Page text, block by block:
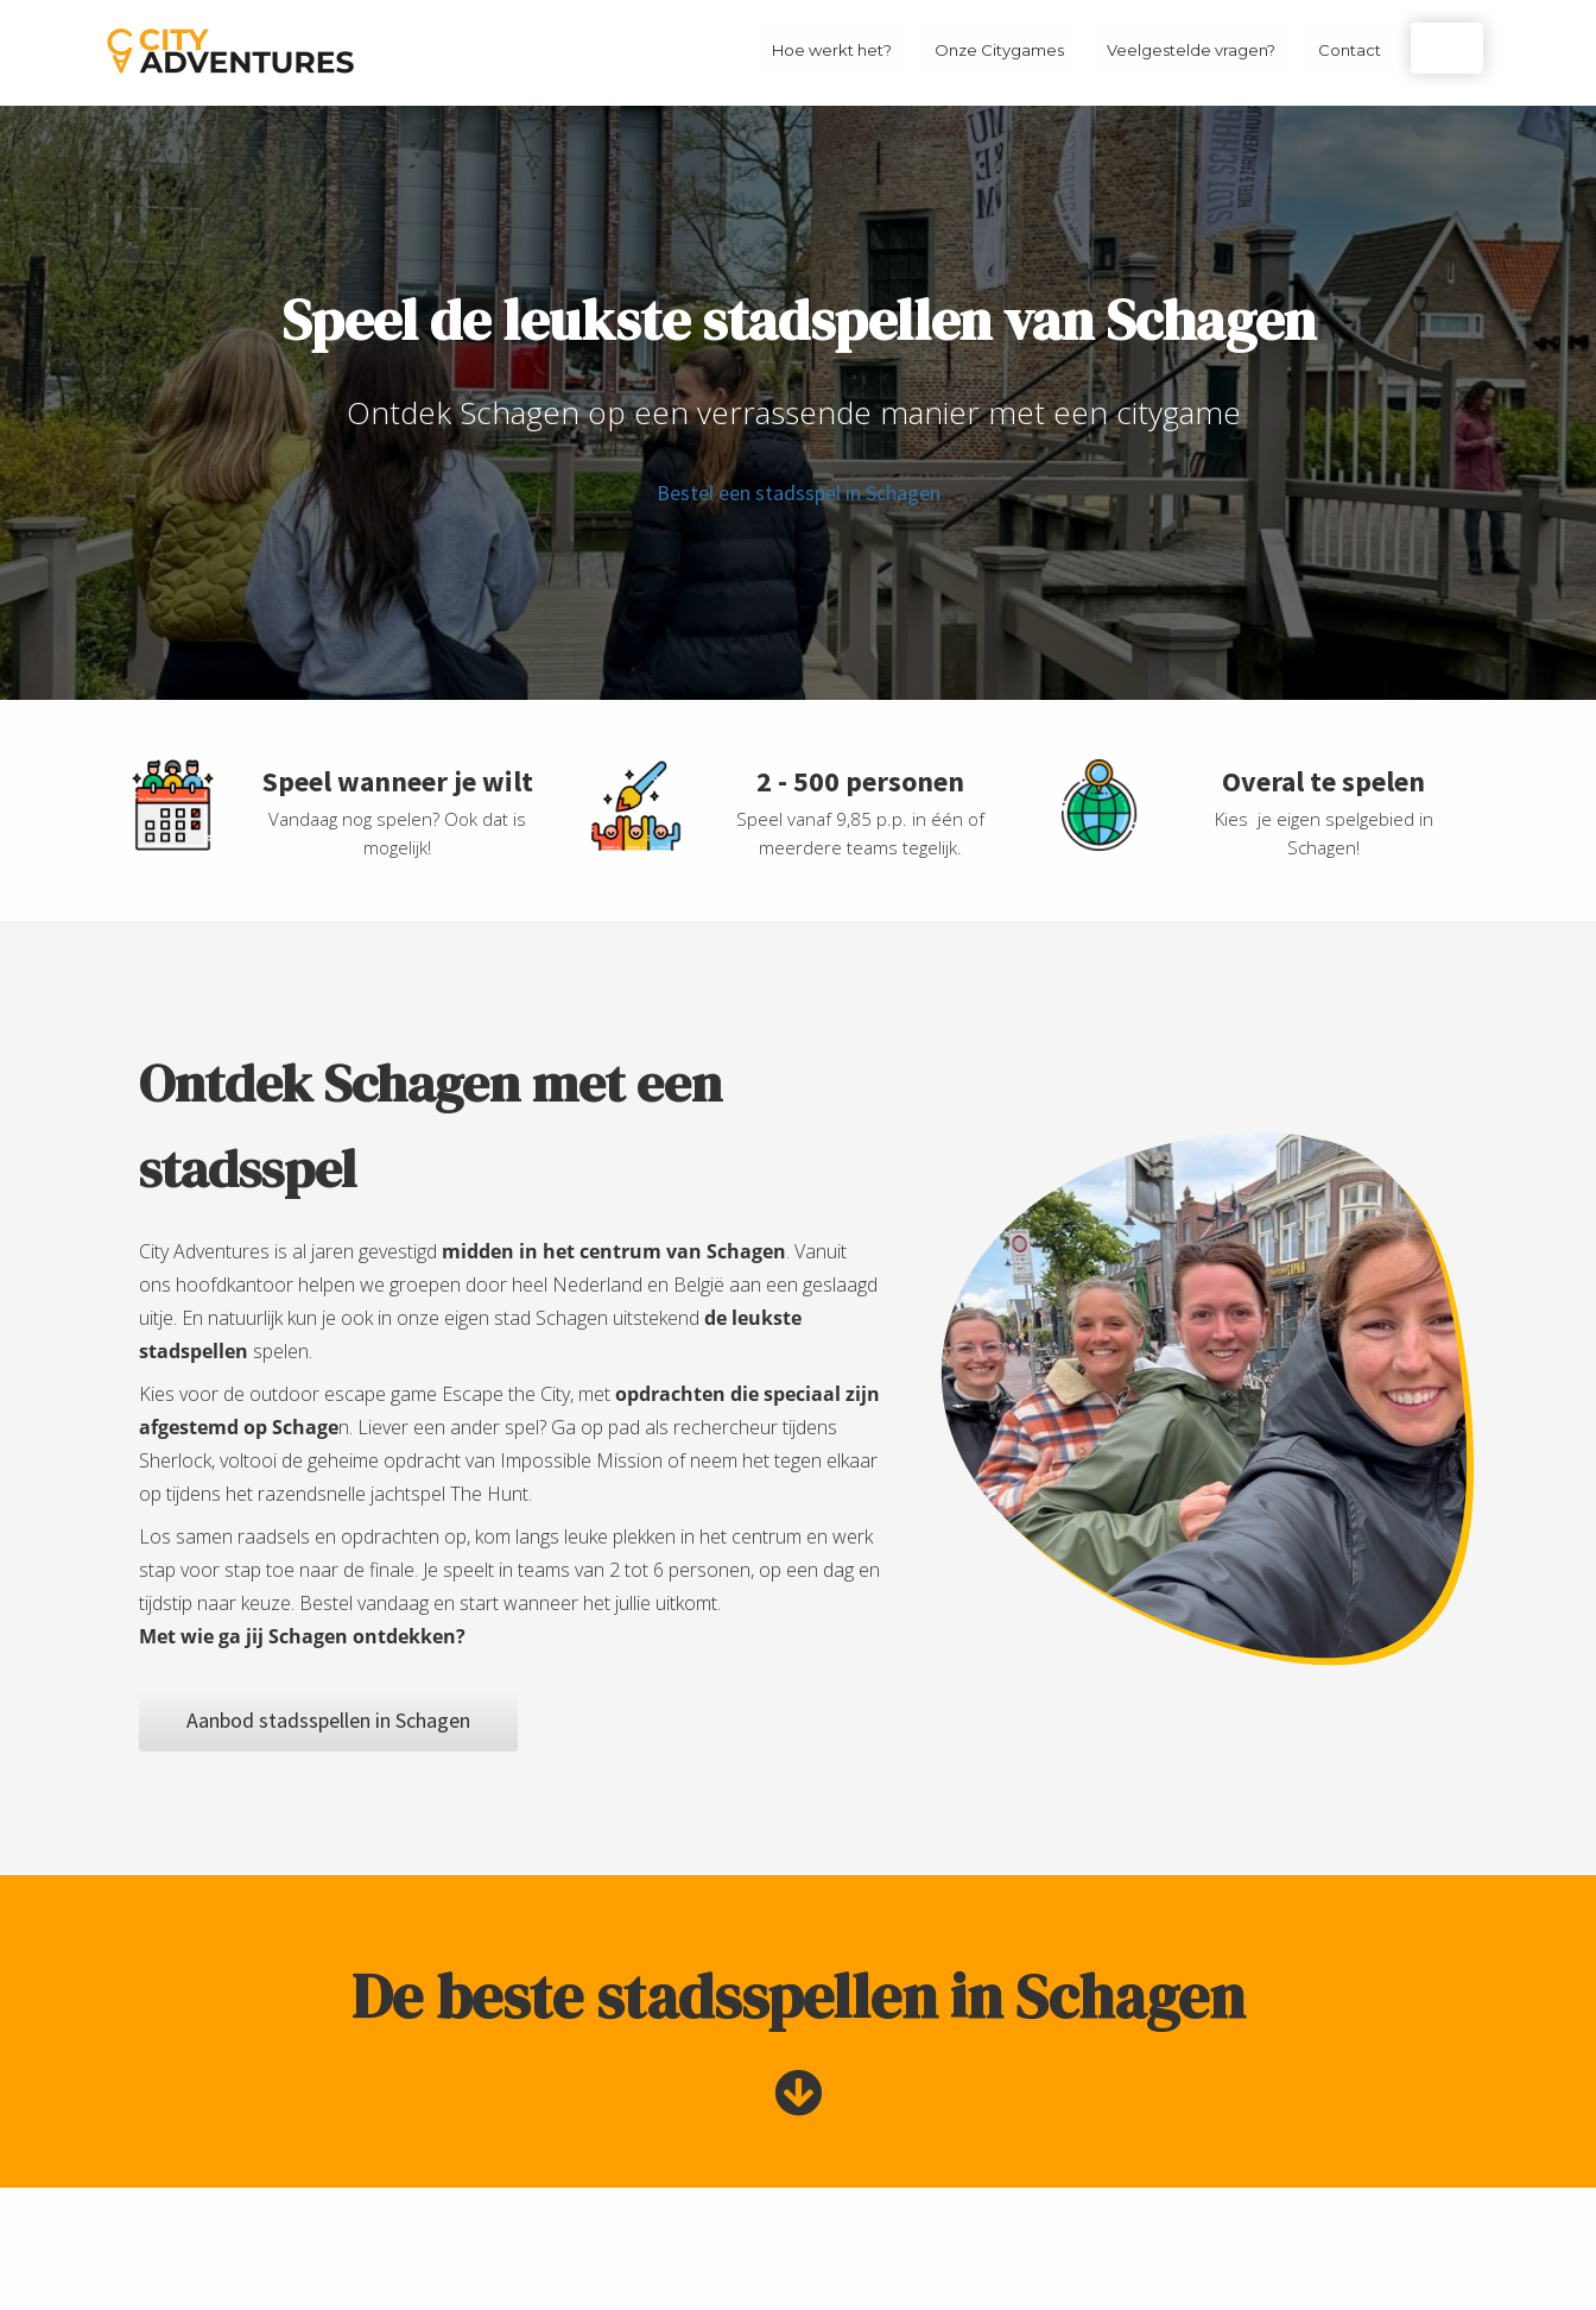
Hoe werkt het? Onze Citygames Veelgestelde vragen? Contact
Speel de leukste stadspellen van Schagen
Ontdek Schagen op een verrassende manier met een citygame
Bestel een stadsspel in Schagen
Speel wanneer je wilt
Vandaag nog spelen? Ook dat is
mogelijk!
2 - 500 personen
Speel vanaf 9,85 p.p. in één of
meerdere teams tegelijk.
Overal te spelen
Kies je eigen spelgebied in
Schagen!
Ontdek Schagen met een
stadsspel
City Adventures is al jaren gevestigd midden in het centrum van Schagen. Vanuit
ons hoofdkantoor helpen we groepen door heel Nederland en België aan een geslaagd
uitje. En natuurlijk kun je ook in onze eigen stad Schagen uitstekend de leukste
stadspellen spelen.
Kies voor de outdoor escape game Escape the City, metopdrachten die speciaal zijn
afgestemd op Schagen. Liever een ander spel? Ga op pad als rechercheur tijdens
Sherlock, voltooi de geheime opdracht van Impossible Mission of neem het tegen elkaar
op tijdens het razendsnelle jachtspel The Hunt.
Los samen raadsels en opdrachten op, kom langs leuke plekken in het centrum en werk
stap voor stap toe naar de finale. Je speelt in teams van 2 tot 6 personen, op een dag en
tijdstip naar keuze. Bestel vandaag en start wanneer het jullie uitkomt.
Met wie ga jij Schagen ontdekken?
Aanbod stadsspellen in Schagen
De beste stadsspellen in Schagen